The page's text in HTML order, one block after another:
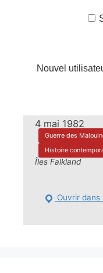
Nouvel
4 mai 1982
Guerre des
Histoire
Îles Falkland
Ouvrir dans